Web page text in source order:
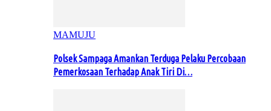
MAMUJU
Polsek Sampaga Amankan Terduga Pelaku Percobaan
Pemerkosaan Terhadap Anak Tiri Di…